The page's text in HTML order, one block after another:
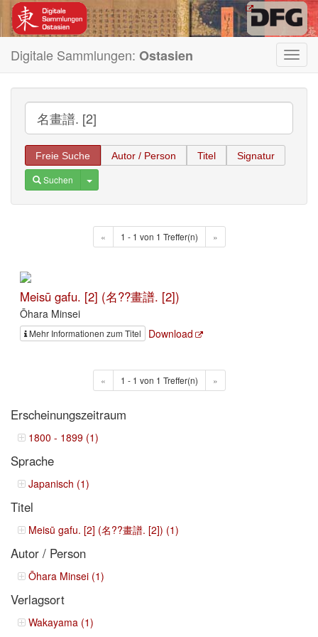
Digitale Sammlungen: Ostasien
Freie Suche Autor / Person Titel Signatur
Suchen Toggle Dropdown
« 1 - 1 von 1 Treffer(n) »
Meisū gafu. [2] (名??畫譜. [2])
Ōhara Minsei
Mehr Informationen zum Titel Download
« 1 - 1 von 1 Treffer(n) »
Erscheinungszeitraum
1800 - 1899 (1)
Sprache
Japanisch (1)
Titel
Meisū gafu. [2] (名??畫譜. [2]) (1)
Autor / Person
Ōhara Minsei (1)
Verlagsort
Wakayama (1)